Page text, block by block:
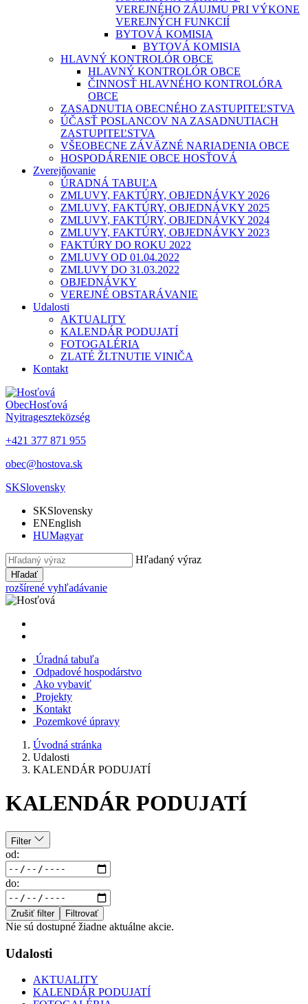
VEREJNÉHO ZÁUJMU PRI VÝKONE
VEREJNÝCH FUNKCIÍ
BYTOVÁ KOMISIA
BYTOVÁ KOMISIA
HLAVNÝ KONTROLÓR OBCE
HLAVNÝ KONTROLÓR OBCE
ČINNOSŤ HLAVNÉHO KONTROLÓRA
OBCE
ZASADNUTIA OBECNÉHO ZASTUPITEĽSTVA
ÚČASŤ POSLANCOV NA ZASADNUTIACH
ZASTUPITEĽSTVA
VŠEOBECNE ZÁVÄZNÉ NARIADENIA OBCE
HOSPODÁRENIE OBCE HOSŤOVÁ
Zverejňovanie
ÚRADNÁ TABUĽA
ZMLUVY, FAKTÚRY, OBJEDNÁVKY 2026
ZMLUVY, FAKTÚRY, OBJEDNÁVKY 2025
ZMLUVY, FAKTÚRY, OBJEDNÁVKY 2024
ZMLUVY, FAKTÚRY, OBJEDNÁVKY 2023
FAKTÚRY DO ROKU 2022
ZMLUVY OD 01.04.2022
ZMLUVY DO 31.03.2022
OBJEDNÁVKY
VEREJNÉ OBSTARÁVANIE
Udalosti
AKTUALITY
KALENDÁR PODUJATÍ
FOTOGALÉRIA
ZLATÉ ŽLTNUTIE VINIČA
Kontakt
ObecHosťová
Nyitrageszteközség
+421 377 871 955
obec@hostova.sk
SKSlovensky
SKSlovensky
ENEnglish
HUMagyar
Hľadaný výraz
Hľadať
rozšírené vyhľadávanie
Úradná tabuľa
Odpadové hospodárstvo
Ako vybaviť
Projekty
Kontakt
Pozemkové úpravy
Úvodná stránka
Udalosti
KALENDÁR PODUJATÍ
KALENDÁR PODUJATÍ
Filter
od:
do:
Zrušiť filter Filtrovať
Nie sú dostupné žiadne aktuálne akcie.
Udalosti
AKTUALITY
KALENDÁR PODUJATÍ